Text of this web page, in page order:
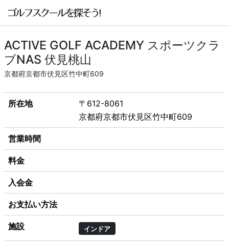
ACTIVE GOLF ACADEMY スポーツクラ
ブNAS 伏見桃山
京都府京都市伏見区竹中町609
所在地
〒612-8061
京都府京都市伏見区竹中町609
営業時間
料金
入会金
お支払い方法
施設 インドア